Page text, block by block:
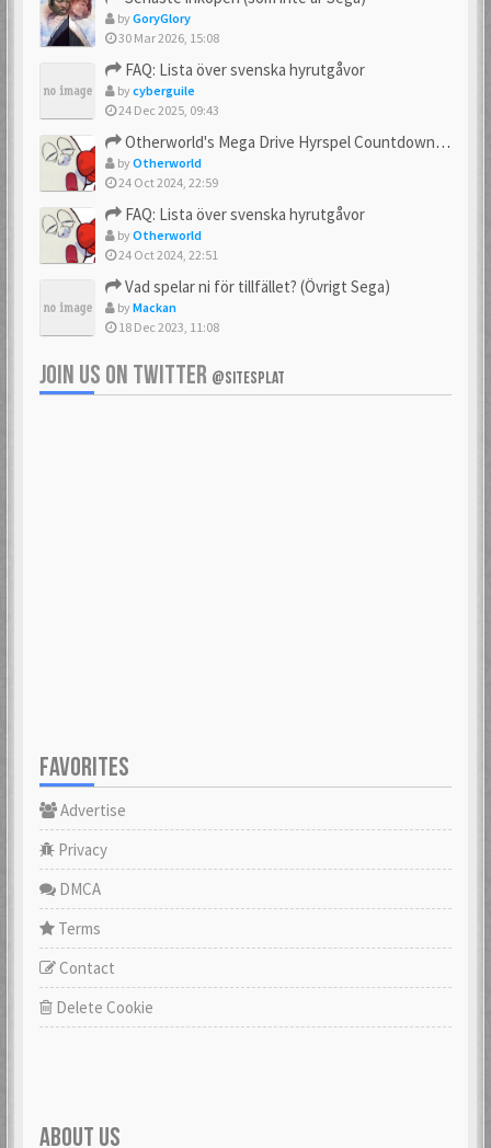
byGoryGlory
30 Mar 2026, 15:08
FAQ: Lista över svenska hyrutgåvor
bycyberguile
24 Dec 2025, 09:43
Otherworld's Mega Drive Hyrspel Countdown Tråd!
byOtherworld
24 Oct 2024, 22:59
FAQ: Lista över svenska hyrutgåvor
byOtherworld
24 Oct 2024, 22:51
Vad spelar ni för tillfället? (Övrigt Sega)
byMackan
18 Dec 2023, 11:08
JOIN US ON TWITTER @SITESPLAT
FAVORITES
Advertise
Privacy
DMCA
Terms
Contact
Delete Cookie
ABOUT US